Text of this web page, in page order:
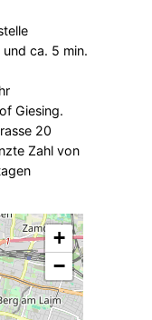
ca. 5 min.
Giesing.
20
Zahl von
+
−